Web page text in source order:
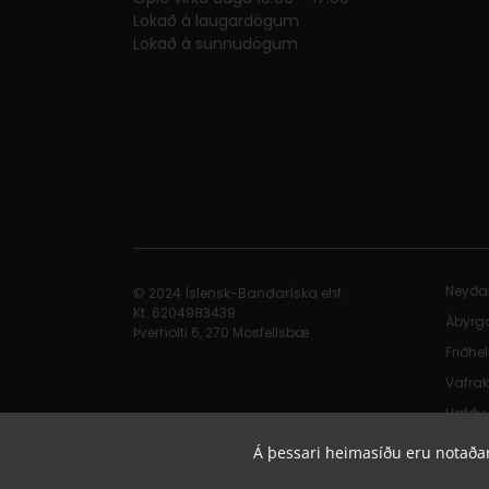
Lokað á laugardögum
Lokað á sunnudögum
© 2024 Íslensk-Bandaríska ehf.
Kt. 620498​3439
Þverholti 6, 270 Mosfellsbæ
Á þessari heimasíðu eru